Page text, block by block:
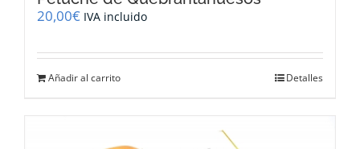
20,00€ IVA incluido
Añadir al carrito Detalles